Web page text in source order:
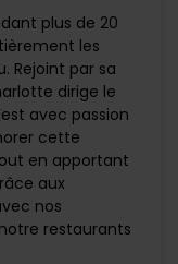
plus de 20
les
Rejoint par sa
dirige le
avec passion
cette
en apportant
aux
nos
restaurants